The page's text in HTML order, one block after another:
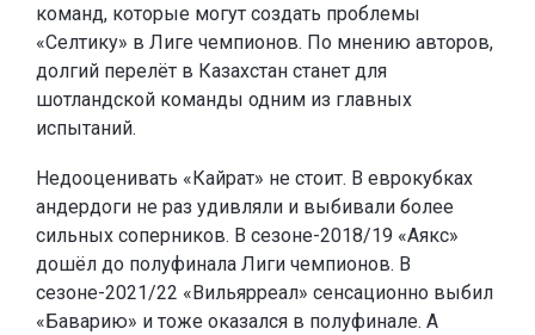
команд, которые могут создать проблемы
«Селтику» в Лиге чемпионов. По мнению авторов,
долгий перелёт в Казахстан станет для
шотландской команды одним из главных
испытаний.
Недооценивать «Кайрат» не стоит. В еврокубках
андердоги не раз удивляли и выбивали более
сильных соперников. В сезоне-2018/19 «Аякс»
дошёл до полуфинала Лиги чемпионов. В
сезоне-2021/22 «Вильярреал» сенсационно выбил
«Баварию» и тоже оказался в полуфинале. А